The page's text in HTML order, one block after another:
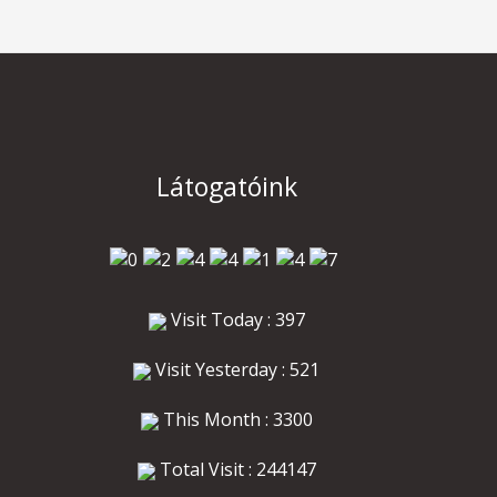
Látogatóink
Visit Today : 397
Visit Yesterday : 521
This Month : 3300
Total Visit : 244147